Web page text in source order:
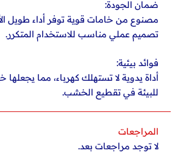
ضمان الجودة:
مصنوع من خامات قوية توفر أداء طويل
تصميم عملي مناسب للاستخدام المتكرر.
فوائد بيئية:
أداة يدوية لا تستهلك كهرباء، مما يجعلها
للبيئة في تقطيع الخشب.
المراجعات
لا توجد مراجعات بعد.